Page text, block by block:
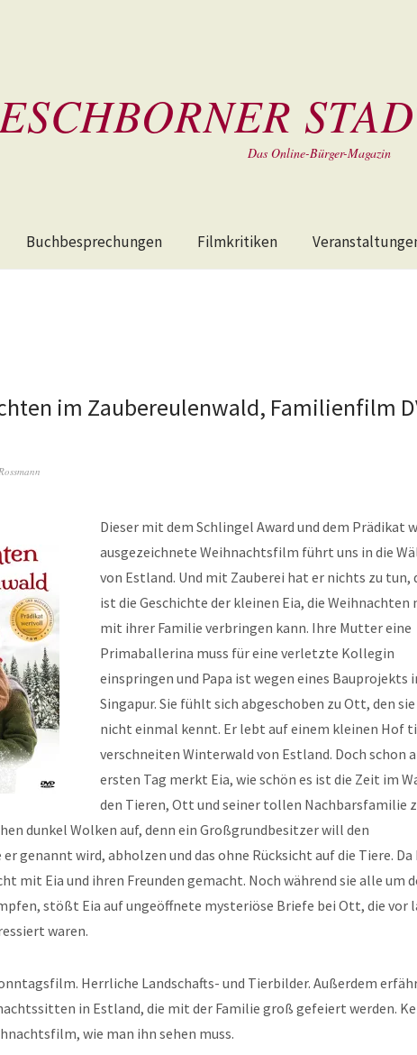
Das Online-Bürger-Magazin
Buchbesprechungen Filmkritiken
im Zaubereulenwald, Familienfilm
Dieser mit dem Schlingel Award und dem Prädikat
ausgezeichnete Weihnachtsfilm führt uns in die
von Estland. Und mit Zauberei hat er nichts zu tun,
ist die Geschichte der kleinen Eia, die Weihnachten
mit ihrer Familie verbringen kann. Ihre Mutter eine
Primaballerina muss für eine verletzte Kollegin
einspringen und Papa ist wegen eines Bauprojekts
Singapur. Sie fühlt sich abgeschoben zu Ott, den
nicht einmal kennt. Er lebt auf einem kleinen Hof
verschneiten Winterwald von Estland. Doch schon
ersten Tag merkt Eia, wie schön es ist die Zeit im
den Tieren, Ott und seiner tollen Nachbarsfamilie
dunkel Wolken auf, denn ein Großgrundbesitzer will den
genannt wird, abholzen und das ohne Rücksicht auf die Tiere.
mit Eia und ihren Freunden gemacht. Noch während sie alle um
stößt Eia auf ungeöffnete mysteriöse Briefe bei Ott, die vor
waren.
Herrliche Landschafts- und Tierbilder. Außerdem
in Estland, die mit der Familie groß gefeiert werden.
wie man ihn sehen muss.